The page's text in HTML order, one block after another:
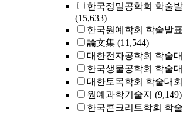
한국정밀공학회 학술
(15,633)
한국원예학회 학술발표
論文集 (11,544)
대한전자공학회 학술대
한국생물공학회 학술대
대한토목학회 학술대회
원예과학기술지 (9,149)
한국콘크리트학회 학